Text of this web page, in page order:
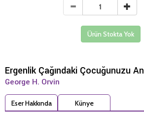
Ürün Stokta Yok
Ergenlik Çağındaki Çocuğunuzu
George H. Orvin
Eser Hakkında Künye